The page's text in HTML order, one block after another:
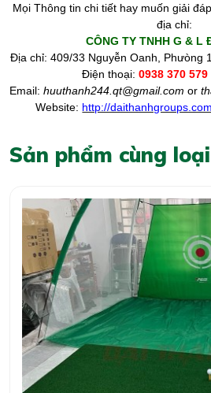
Mọi Thông tin chi tiết hay muốn giải
địa chỉ:
CÔNG TY TNHH G & L
Địa chỉ: 409/33 Nguyễn Oanh, Phưòng
Điện thoại: 0938 370 579
Email: huuthanh244.qt@gmail.com or
Website: http://daithanhgroups.com
Sản phẩm cùng loại